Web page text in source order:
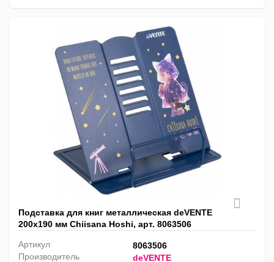
Подставка для книг металлическая deVENTE
200х190 мм Chiisana Hoshi, арт. 8063506
Артикул
8063506
Производитель
deVENTE